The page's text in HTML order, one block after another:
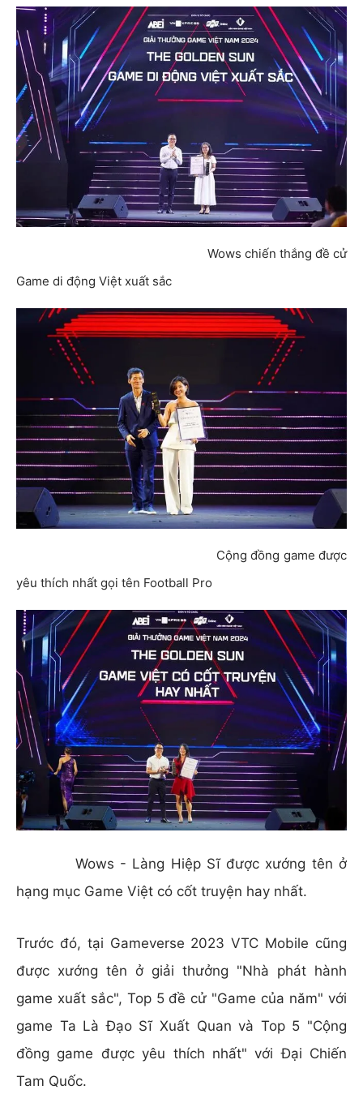
Wows chiến thắng đề cử
Game di động Việt xuất sắc
Cộng đồng game được
yêu thích nhất gọi tên Football Pro
Wows - Làng Hiệp Sĩ được xướng tên ở
hạng mục Game Việt có cốt truyện hay nhất.
Trước đó, tại Gameverse 2023 VTC Mobile cũng
được xướng tên ở giải thưởng "Nhà phát hành
game xuất sắc", Top 5 đề cử "Game của năm" với
game Ta Là Đạo Sĩ Xuất Quan và Top 5 "Cộng
đồng game được yêu thích nhất" với Đại Chiến
Tam Quốc.